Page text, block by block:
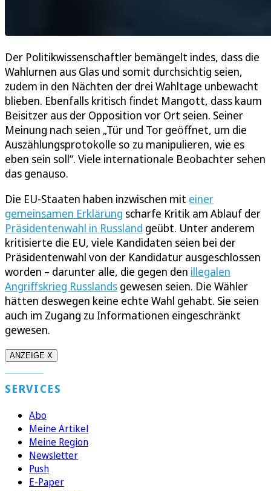
Der Politikwissenschaftler bemängelt indes, dass die
Wahlurnen aus Glas und somit durchsichtig seien,
zudem in den Nächten der drei Wahltage unbewacht
blieben. Ebenfalls kritisch findet Mangott, dass kaum
Beisitzer aus der Opposition vor Ort seien. Seiner
Meinung nach seien „Tür und Tor geöffnet, um die
Auszählungsprotokolle so zu manipulieren, wie es
eben sein soll“. Viele internationale Beobachter sehen
das genauso.
Die EU-Staaten haben inzwischen mit einer
gemeinsamen Erklärung scharfe Kritik am Ablauf der
Präsidentenwahl in Russland geübt. Unter anderem
kritisierte die EU, viele Kandidaten seien bei der
Präsidentenwahl von der Kandidatur ausgeschlossen
worden – darunter alle, die gegen den illegalen
Angriffskrieg Russlands gewesen seien. Die Wähler
hätten deswegen keine echte Wahl gehabt. Sie seien
auch im Zugang zu Informationen eingeschränkt
gewesen.
ANZEIGE X
SERVICES
Abo
Meine Artikel
Meine Region
Newsletter
Push
E-Paper